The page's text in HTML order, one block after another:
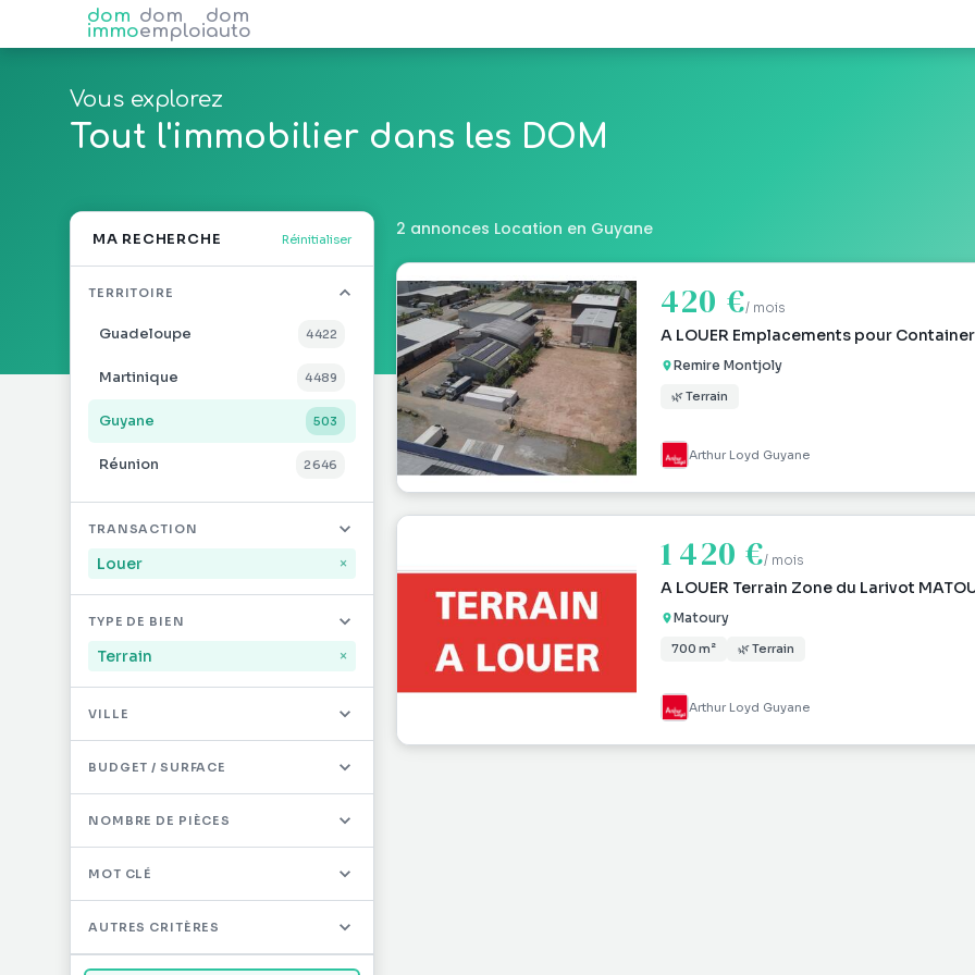
dom
immo
dom
emploi
dom
auto
Vous explorez
Tout l'immobilier dans les DOM
MA RECHERCHE Réinitialiser
TERRITOIRE
Guadeloupe 4 422
Martinique 4 489
Guyane 503
Réunion 2 646
Mayotte
Saint-Barthélémy 12
TRANSACTION
Louer ×
TYPE DE BIEN
Terrain ×
VILLE
BUDGET / SURFACE
NOMBRE DE PIÈCES
MOT CLÉ
AUTRES CRITÈRES
2 annonces Location en Guyane
420 €/ mois
A LOUER Emplacements pour
Remire Montjoly
🌿 Terrain
Arthur Loyd Guyane
1 420 €/ mois
A LOUER Terrain Zone du Larivot
Matoury
700 m² 🌿 Terrain
Arthur Loyd Guyane